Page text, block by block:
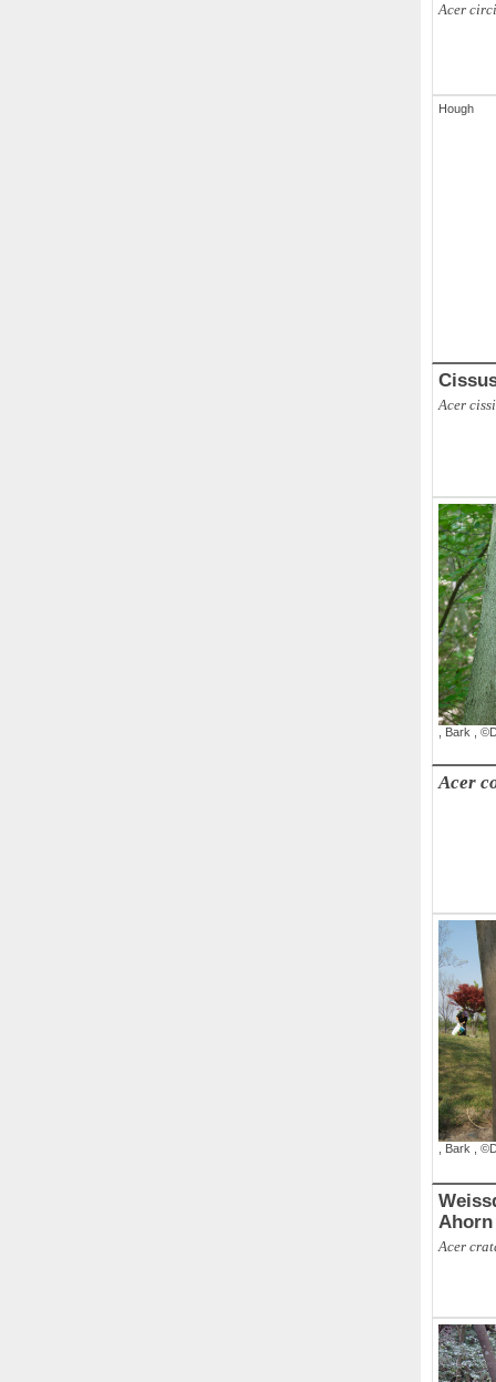
Acer
Hough
,Seeds,
Acer
Bark
,Branch
Acer
Bark
Ahorn
Acer